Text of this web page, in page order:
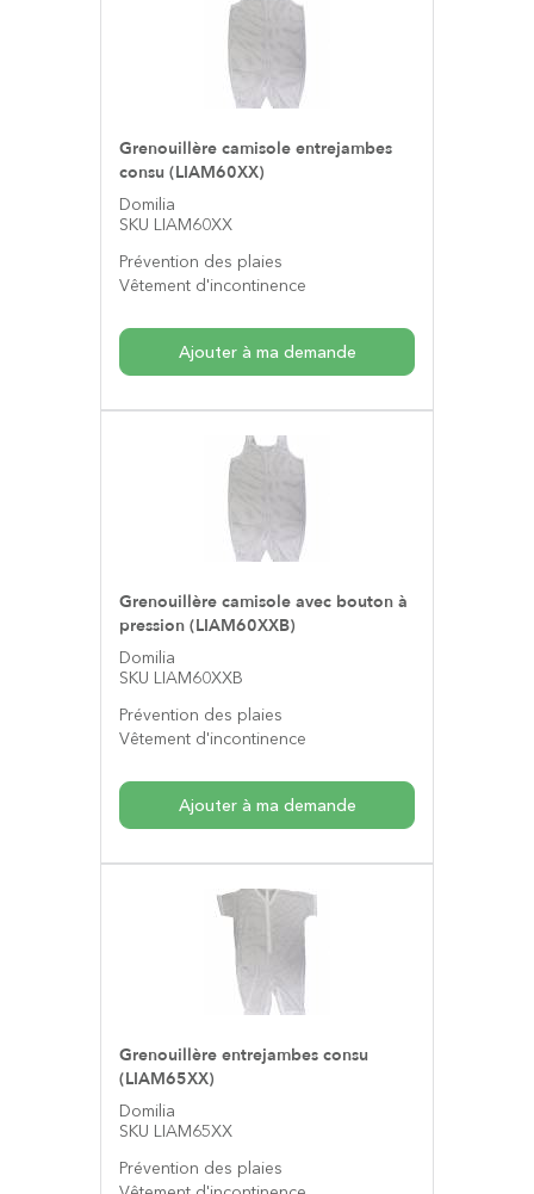
Grenouillère camisole entrejambes
consu (LIAM60XX)
Domilia
SKU LIAM60XX
Prévention des plaies
Vêtement d'incontinence
Ajouter à ma demande
Grenouillère camisole avec bouton à
pression (LIAM60XXB)
Domilia
SKU LIAM60XXB
Prévention des plaies
Vêtement d'incontinence
Ajouter à ma demande
Grenouillère entrejambes consu
(LIAM65XX)
Domilia
SKU LIAM65XX
Prévention des plaies